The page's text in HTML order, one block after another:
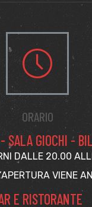
ORARIO
SALA GIOCHI -
DALLE 20.00
VIENE
E RISTORANTE